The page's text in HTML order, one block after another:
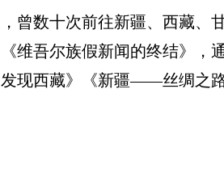
数十次前往新疆、西藏、
维吾尔族假新闻的终结》
现西藏》《新疆——丝绸之